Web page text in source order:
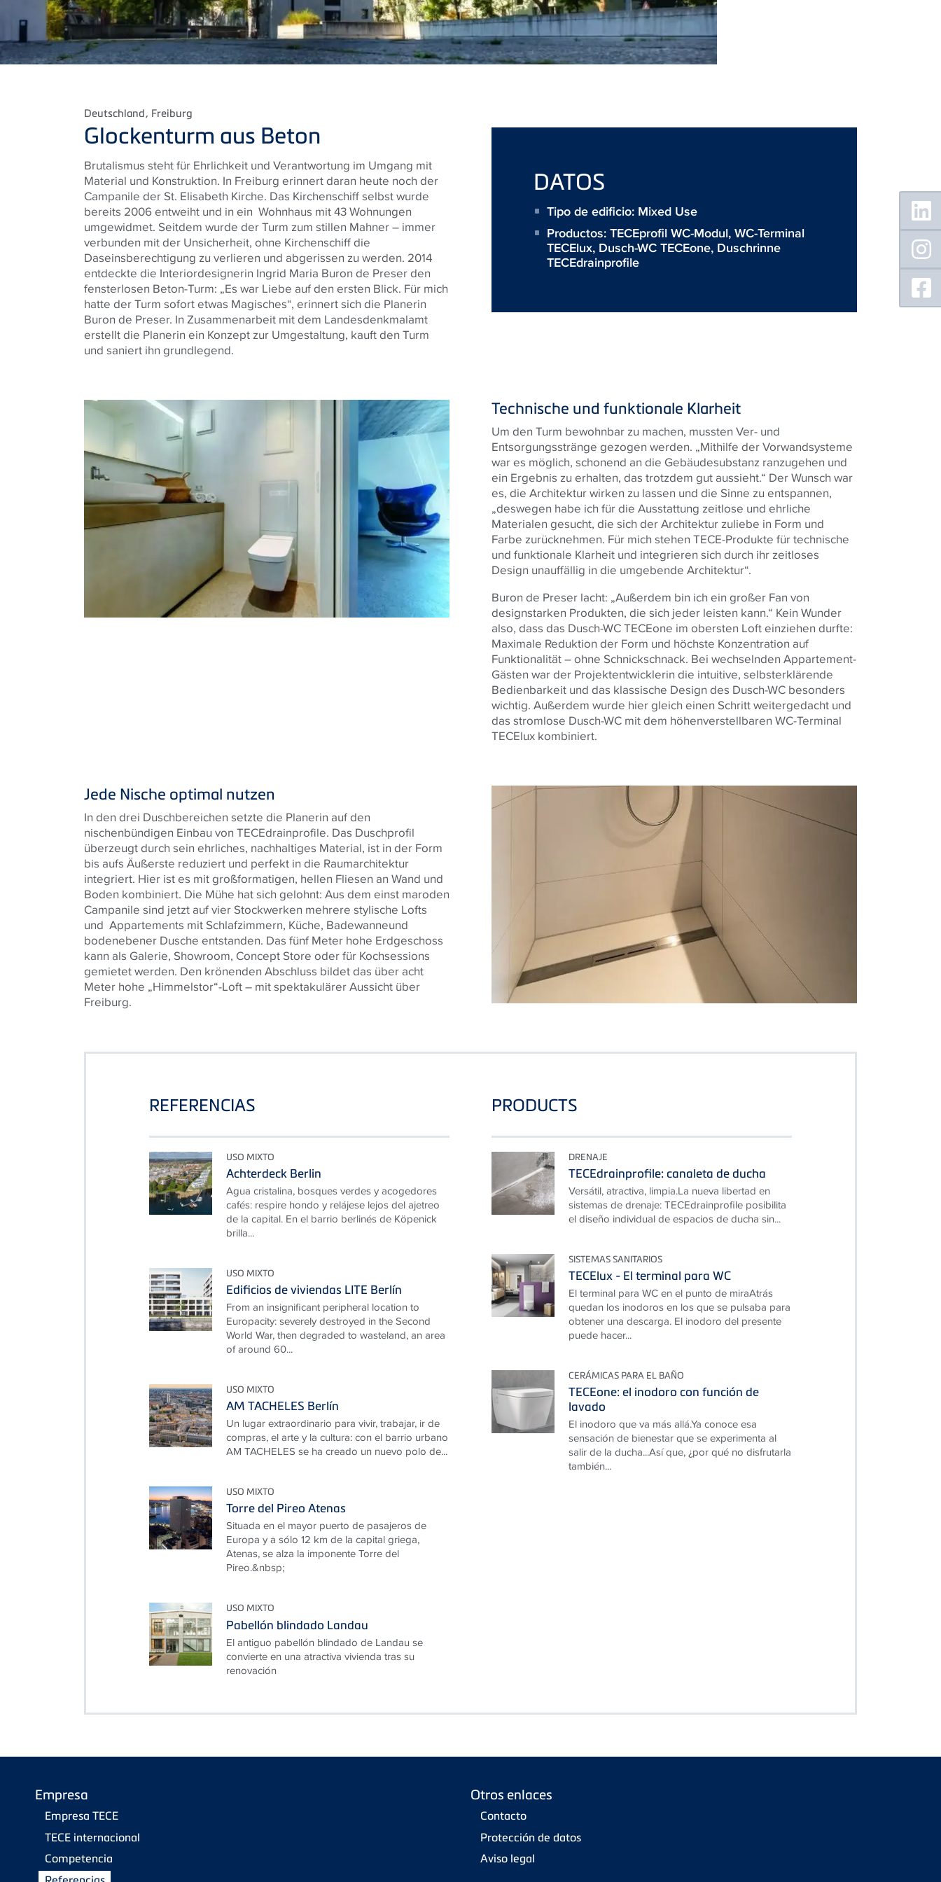
Deutschland, Freiburg
Glockenturm aus Beton
Brutalismus steht für Ehrlichkeit und Verantwortung im Umgang mit
Material und Konstruktion. In Freiburg erinnert daran heute noch der
Campanile der St. Elisabeth Kirche. Das Kirchenschiff selbst wurde
bereits 2006 entweiht und in ein Wohnhaus mit 43 Wohnungen
umgewidmet. Seitdem wurde der Turm zum stillen Mahner – immer
verbunden mit der Unsicherheit, ohne Kirchenschiff die
Daseinsberechtigung zu verlieren und abgerissen zu werden. 2014
entdeckte die Interiordesignerin Ingrid Maria Buron de Preser den
fensterlosen Beton-Turm: „Es war Liebe auf den ersten Blick. Für mich
hatte der Turm sofort etwas Magisches“, erinnert sich die Planerin
Buron de Preser. In Zusammenarbeit mit dem Landesdenkmalamt
erstellt die Planerin ein Konzept zur Umgestaltung, kauft den Turm
und saniert ihn grundlegend.
DATOS
Tipo de edificio: Mixed Use
Productos:TECEprofil WC-Modul, WC-Terminal
TECElux, Dusch-WC TECEone, Duschrinne
TECEdrainprofile
Technische und funktionale Klarheit
Um den Turm bewohnbar zu machen, mussten Ver- und
Entsorgungsstränge gezogen werden. „Mithilfe der Vorwandsysteme
war es möglich, schonend an die Gebäudesubstanz ranzugehen und
ein Ergebnis zu erhalten, das trotzdem gut aussieht.“ Der Wunsch war
es, die Architektur wirken zu lassen und die Sinne zu entspannen,
„deswegen habe ich für die Ausstattung zeitlose und ehrliche
Materialen gesucht, die sich der Architektur zuliebe in Form und
Farbe zurücknehmen. Für mich stehen TECE-Produkte für technische
und funktionale Klarheit und integrieren sich durch ihr zeitloses
Design unauffällig in die umgebende Architektur“.
Buron de Preser lacht: „Außerdem bin ich ein großer Fan von
designstarken Produkten, die sich jeder leisten kann.“ Kein Wunder
also, dass das Dusch-WC TECEone im obersten Loft einziehen durfte:
Maximale Reduktion der Form und höchste Konzentration auf
Funktionalität – ohne Schnickschnack. Bei wechselnden Appartement-
Gästen war der Projektentwicklerin die intuitive, selbsterklärende
Bedienbarkeit und das klassische Design des Dusch-WC besonders
wichtig. Außerdem wurde hier gleich einen Schritt weitergedacht und
das stromlose Dusch-WC mit dem höhenverstellbaren WC-Terminal
TECElux kombiniert.
Jede Nische optimal nutzen
In den drei Duschbereichen setzte die Planerin auf den
nischenbündigen Einbau von TECEdrainprofile. Das Duschprofil
überzeugt durch sein ehrliches, nachhaltiges Material, ist in der Form
bis aufs Äußerste reduziert und perfekt in die Raumarchitektur
integriert. Hier ist es mit großformatigen, hellen Fliesen an Wand und
Boden kombiniert. Die Mühe hat sich gelohnt: Aus dem einst maroden
Campanile sind jetzt auf vier Stockwerken mehrere stylische Lofts
und Appartements mit Schlafzimmern, Küche, Badewanneund
bodenebener Dusche entstanden. Das fünf Meter hohe Erdgeschoss
kann als Galerie, Showroom, Concept Store oder für Kochsessions
gemietet werden. Den krönenden Abschluss bildet das über acht
Meter hohe „Himmelstor“-Loft – mit spektakulärer Aussicht über
Freiburg.
REFERENCIAS
USO MIXTO
Achterdeck Berlin
Agua cristalina, bosques verdes y acogedores
cafés: respire hondo y relájese lejos del ajetreo
de la capital. En el barrio berlinés de Köpenick
brilla...
USO MIXTO
Edificios de viviendas LITE Berlín
From an insignificant peripheral location to
Europacity: severely destroyed in the Second
World War, then degraded to wasteland, an area
of around 60...
USO MIXTO
AM TACHELES Berlín
Un lugar extraordinario para vivir, trabajar, ir de
compras, el arte y la cultura: con el barrio urbano
AM TACHELES se ha creado un nuevo polo de...
USO MIXTO
Torre del Pireo Atenas
Situada en el mayor puerto de pasajeros de
Europa y a sólo 12 km de la capital griega,
Atenas, se alza la imponente Torre del
Pireo.&nbsp;
USO MIXTO
Pabellón blindado Landau
El antiguo pabellón blindado de Landau se
convierte en una atractiva vivienda tras su
renovación
PRODUCTS
DRENAJE
TECEdrainprofile: canaleta de ducha
Versátil, atractiva, limpia.La nueva libertad en
sistemas de drenaje: TECEdrainprofile posibilita
el diseño individual de espacios de ducha sin...
SISTEMAS SANITARIOS
TECElux - El terminal para WC
El terminal para WC en el punto de miraAtrás
quedan los inodoros en los que se pulsaba para
obtener una descarga. El inodoro del presente
puede hacer...
CERÁMICAS PARA EL BAÑO
TECEone: el inodoro con función de
lavado
El inodoro que va más allá.Ya conoce esa
sensación de bienestar que se experimenta al
salir de la ducha...Así que, ¿por qué no disfrutarla
también...
Empresa
Empresa TECE
TECE internacional
Competencia
Otros enlaces
Contacto
Protección de datos
Aviso legal
Floating